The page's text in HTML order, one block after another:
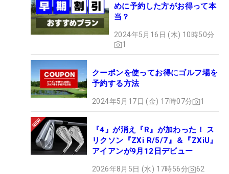
めに予約した方がお得って本
当？
2024年5月16日 (木) 10時50分
1
クーポンを使ってお得にゴルフ場を
予約する方法
2024年5月17日 (金) 17時07分 1
『4』が消え『R』が加わった！ ス
リクソン『ZXi R/5/7』＆『ZXiU』
アイアンが9月12日デビュー
2026年8月5日 (水) 17時56分 62